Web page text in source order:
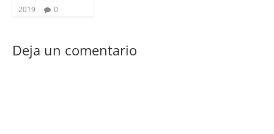
2019
0
Deja un comentario